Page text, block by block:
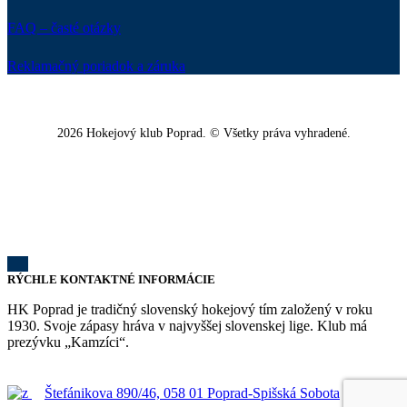
FAQ – časté otázky
Reklamačný poriadok a záruka
2026 Hokejový klub Poprad. © Všetky práva vyhradené.
RÝCHLE KONTAKTNÉ INFORMÁCIE
HK Poprad je tradičný slovenský hokejový tím založený v roku
1930. Svoje zápasy hráva v najvyššej slovenskej lige. Klub má
prezývku „Kamzíci“.
Štefánikova 890/46, 058 01 Poprad-Spišská Sobota